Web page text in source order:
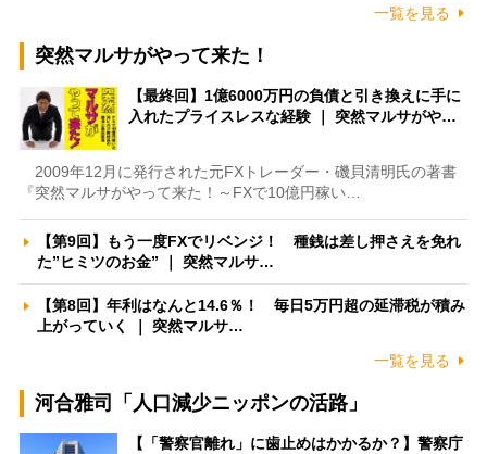
一覧を見る
突然マルサがやって来た！
【最終回】1億6000万円の負債と引き換えに手に
入れたプライスレスな経験 ｜ 突然マルサがや…
2009年12月に発行された元FXトレーダー・磯貝清明氏の著書
『突然マルサがやって来た！～FXで10億円稼い…
【第9回】もう一度FXでリベンジ！ 種銭は差し押さえを免れ
た”ヒミツのお金” ｜ 突然マルサ…
【第8回】年利はなんと14.6％！ 毎日5万円超の延滞税が積み
上がっていく ｜ 突然マルサ…
一覧を見る
河合雅司「人口減少ニッポンの活路」
【「警察官離れ」に歯止めはかかるか？】警察庁